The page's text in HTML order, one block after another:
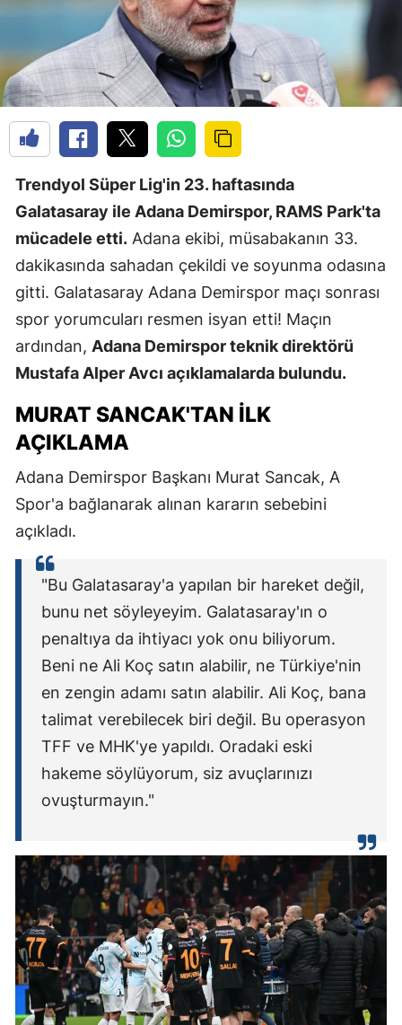
Trendyol Süper Lig'in 23. haftasında
Galatasaray ile Adana Demirspor, RAMS Park'ta
mücadele etti. Adana ekibi, müsabakanın 33.
dakikasında sahadan çekildi ve soyunma odasına
gitti. Galatasaray Adana Demirspor maçı sonrası
spor yorumcuları resmen isyan etti! Maçın
ardından, Adana Demirspor teknik direktörü
Mustafa Alper Avcı açıklamalarda bulundu.
MURAT SANCAK'TAN İLK
AÇIKLAMA
Adana Demirspor Başkanı Murat Sancak, A
Spor'a bağlanarak alınan kararın sebebini
açıkladı.
"Bu Galatasaray'a yapılan bir hareket değil,
bunu net söyleyeyim. Galatasaray'ın o
penaltıya da ihtiyacı yok onu biliyorum.
Beni ne Ali Koç satın alabilir, ne Türkiye'nin
en zengin adamı satın alabilir. Ali Koç, bana
talimat verebilecek biri değil. Bu operasyon
TFF ve MHK'ye yapıldı. Oradaki eski
hakeme söylüyorum, siz avuçlarınızı
ovuşturmayın."